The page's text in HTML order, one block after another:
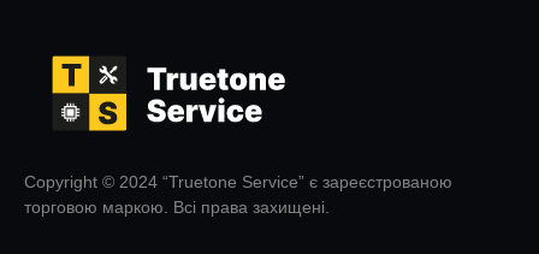
Copyright © 2024 “Truetone Service” є зареєстрованою
торговою маркою. Всі права захищені.